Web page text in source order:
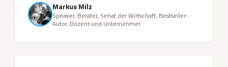
Markus Milz
Speaker, Berater, Senat der Wirtschaft, Bestseller-
Autor, Dozent und Unternehmer